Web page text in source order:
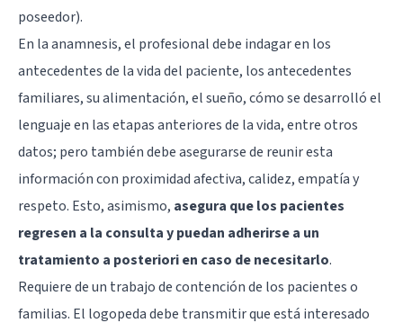
poseedor).
En la anamnesis, el profesional debe indagar en los
antecedentes de la vida del paciente, los antecedentes
familiares, su alimentación, el sueño, cómo se desarrolló el
lenguaje en las etapas anteriores de la vida, entre otros
datos; pero también debe asegurarse de reunir esta
información con proximidad afectiva, calidez, empatía y
respeto. Esto, asimismo, asegura que los pacientes
regresen a la consulta y puedan adherirse a un
tratamiento a posteriori en caso de necesitarlo.
Requiere de un trabajo de contención de los pacientes o
familias. El logopeda debe transmitir que está interesado